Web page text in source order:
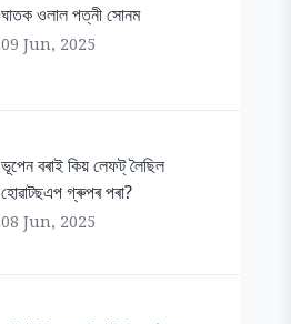
ঘাতক ওলাল পত্নী সোনম
09 Jun, 2025
ভূপেন বৰাই কিয় লেফট্ লৈছিল
হোৱাটছএপ গ্ৰুপৰ পৰা?
08 Jun, 2025